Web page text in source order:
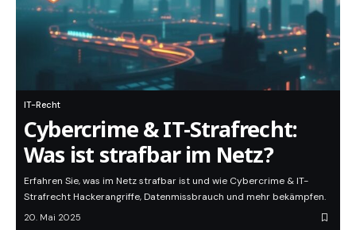
IT-Recht
Cybercrime & IT-Strafrecht:
Was ist strafbar im Netz?
Erfahren Sie, was im Netz strafbar ist und wie Cybercrime & IT-
Strafrecht Hackerangriffe, Datenmissbrauch und mehr bekämpfen.
20. Mai 2025